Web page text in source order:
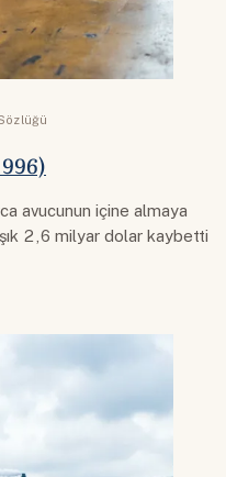
avucunun içine almaya
2,6 milyar dolar kaybetti